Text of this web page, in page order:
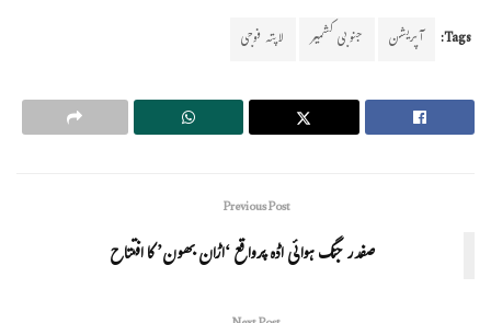
Tags: آپریشن جنوبی کشمیر لاپتہ فوجی
Previous Post
صفدر جنگ ہوائی اڈہ پرواقع ‘اڑان بھون’ کا افتتاح